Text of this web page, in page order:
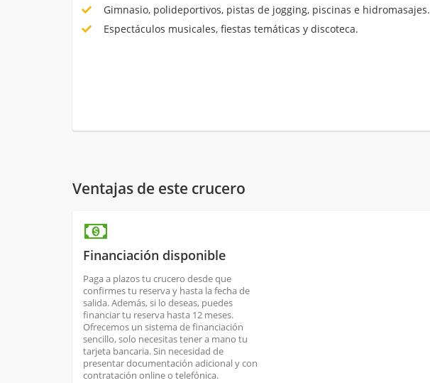
Gimnasio, polideportivos, pistas de jogging, piscinas e hidromasajes.
Espectáculos musicales, fiestas temáticas y discoteca.
Ventajas de este crucero
Financiación disponible
Paga a plazos tu crucero desde que
confirmes tu reserva y hasta la fecha de
salida. Además, si lo deseas, puedes
financiar tu reserva hasta 12 meses.
Ofrecemos un sistema de financiación
sencillo, solo necesitas tener a mano tu
tarjeta bancaria. Sin necesidad de
presentar documentación adicional y con
contratación online o telefónica.